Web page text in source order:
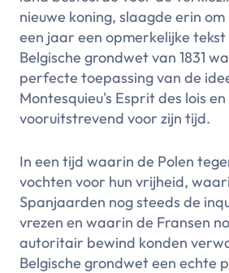
nieuwe koning, slaagde erin
een jaar een opmerkelijke
Belgische grondwet van 1831
perfecte toepassing van de
Montesquieu's Esprit des lois
vooruitstrevend voor zijn tijd.
In een tijd waarin de Polen
vochten voor hun vrijheid,
Spanjaarden nog steeds de
vrezen en waarin de Fransen
autoritair bewind konden
Belgische grondwet een echte